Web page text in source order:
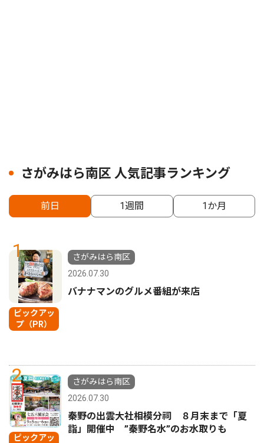
さがみはら南区 人気記事ランキング
前日 1週間 1か月
1
ピックアッ
プ（PR）
さがみはら南区
2026.07.30
バナナマンのグルメ番組が来店
2
ピックアッ
さがみはら南区
2026.07.30
秦野の出雲大社相模分祠 ８月末まで「夏
詣」開催中 ”秦野名水”のお水取りも